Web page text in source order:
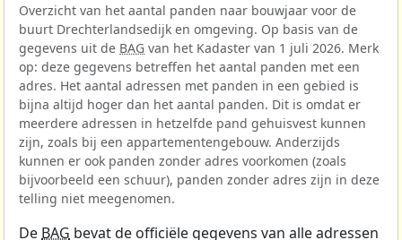
Overzicht van het aantal panden naar bouwjaar voor de
buurt Drechterlandsedijk en omgeving. Op basis van de
gegevens uit de BAG van het Kadaster van 1 juli 2026. Merk
op: deze gegevens betreffen het aantal panden met een
adres. Het aantal adressen met panden in een gebied is
bijna altijd hoger dan het aantal panden. Dit is omdat er
meerdere adressen in hetzelfde pand gehuisvest kunnen
zijn, zoals bij een appartementengebouw. Anderzijds
kunnen er ook panden zonder adres voorkomen (zoals
bijvoorbeeld een schuur), panden zonder adres zijn in deze
telling niet meegenomen.
De BAG bevat de officiële gegevens van alle adressen